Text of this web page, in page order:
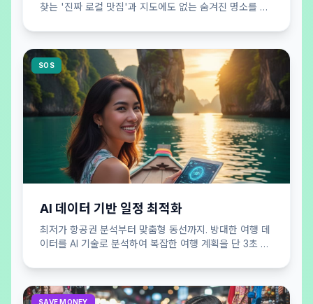
찾는 '진짜 로컬 맛집'과 지도에도 없는 숨겨진 명소를 큐
SOS
AI 데이터 기반 일정 최적화
최저가 항공권 분석부터 맞춤형 동선까지. 방대한 여행 데
이터를 AI 기술로 분석하여 복잡한 여행 계획을 단 3초 만
SAVE MONEY